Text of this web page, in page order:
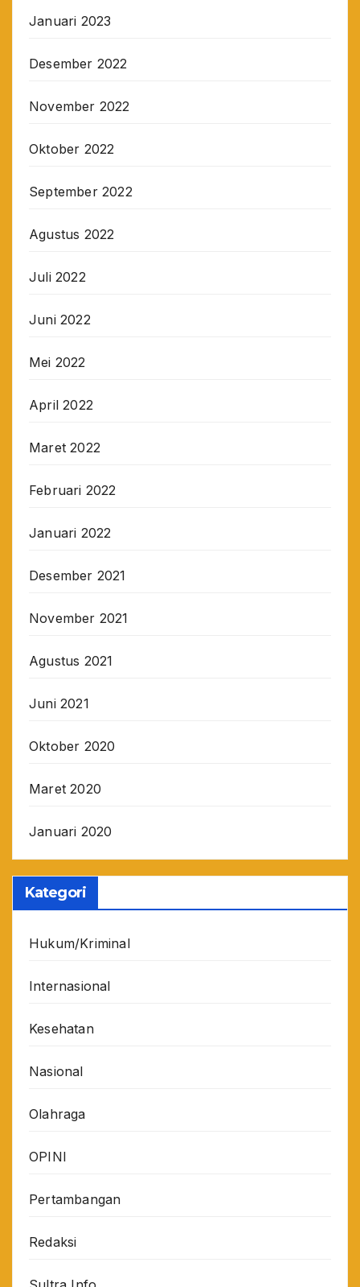
Januari 2023
Desember 2022
November 2022
Oktober 2022
September 2022
Agustus 2022
Juli 2022
Juni 2022
Mei 2022
April 2022
Maret 2022
Februari 2022
Januari 2022
Desember 2021
November 2021
Agustus 2021
Juni 2021
Oktober 2020
Maret 2020
Januari 2020
Kategori
Hukum/Kriminal
Internasional
Kesehatan
Nasional
Olahraga
OPINI
Pertambangan
Redaksi